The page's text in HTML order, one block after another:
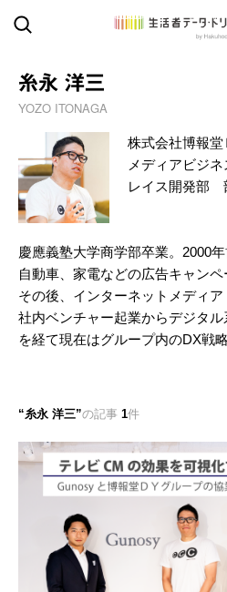
糸永 洋三
YOZO ITONAGA
株式会社博報
メディアビジ
レイス開発部
慶應義塾大学商学部卒業。2000
自動車、家電などの広告キャンペ
その後、インターネットメディア
社内ベンチャー起業からデジタ
を経て現在はグループ内のDX戦
糸永 洋三 の記事 1件